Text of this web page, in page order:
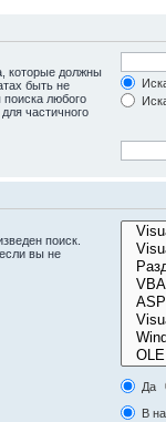
которые должны
быть не
поиска любого
частичного
поиск.
вы не
Да
В